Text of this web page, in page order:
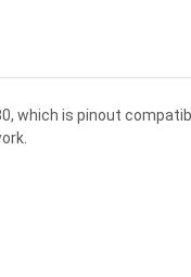
which is pinout